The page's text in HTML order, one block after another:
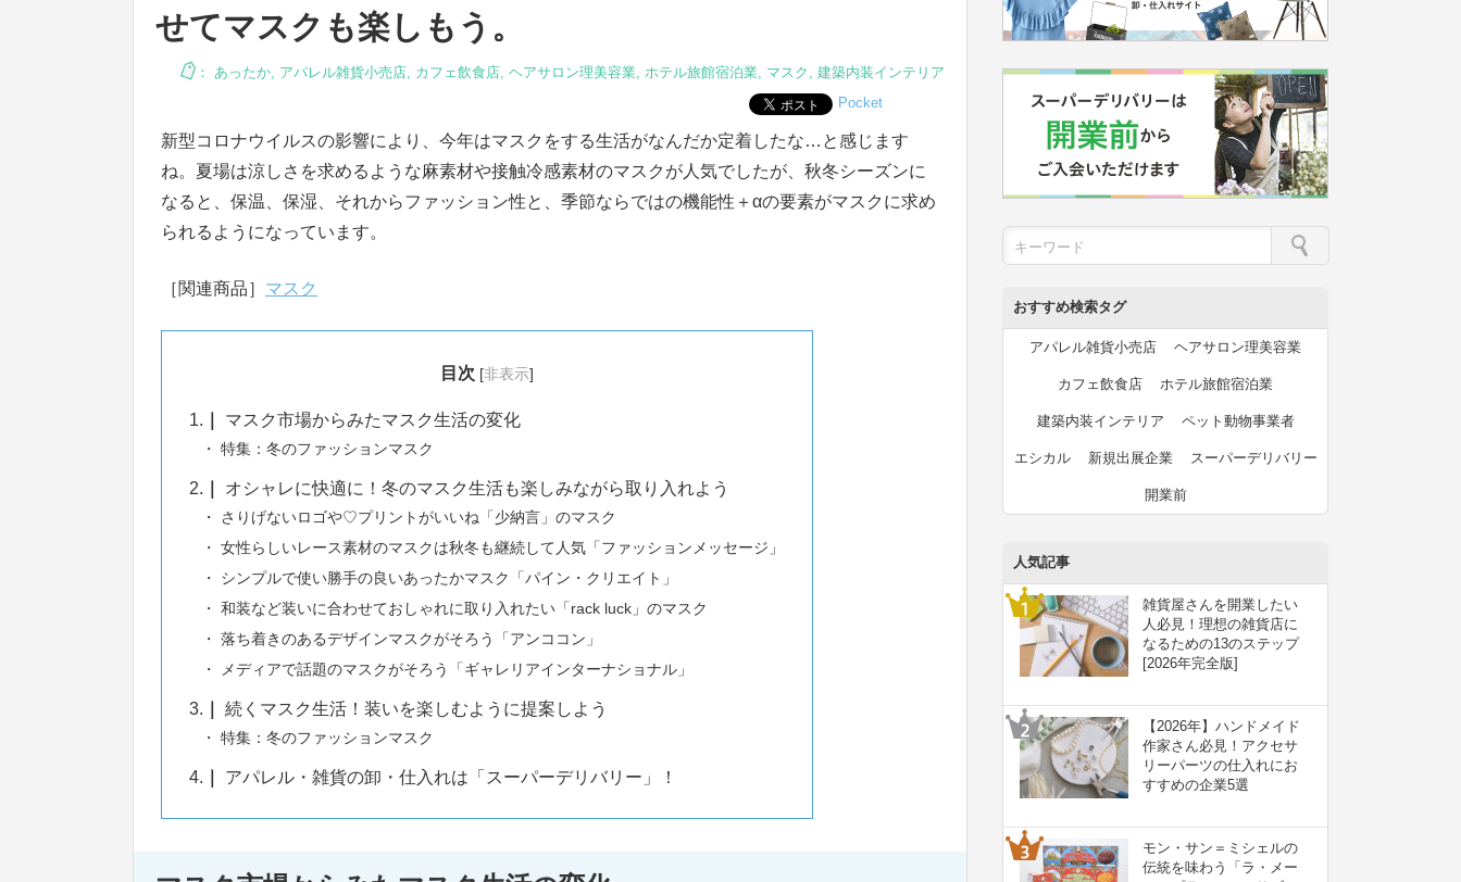
せてマスクも楽しもう。
： あったか, アパレル雑貨小売店, カフェ飲食店, ヘアサロン理美容業, ホテル旅館宿泊業, マスク , 建築内装インテリア
Pocket
新型コロナウイルスの影響により、今年はマスクをする生活がなんだか定着したな…と感じます
ね。夏場は涼しさを求めるような麻素材や接触冷感素材のマスクが人気でしたが、秋冬シーズンに
なると、保温、保湿、それからファッション性と、季節ならではの機能性＋αの要素がマスクに求め
られるようになっています。
［関連商品］ マスク
目次 [非表示]
1. マスク市場からみたマスク生活の変化
特集：冬のファッションマスク
2. オシャレに快適に！冬のマスク生活も楽しみながら取り入れよう
さりげないロゴや♡プリントがいいね「少納言」のマスク
女性らしいレース素材のマスクは秋冬も継続して人気「ファッションメッセージ」
シンプルで使い勝手の良いあったかマスク「パイン・クリエイト」
和装など装いに合わせておしゃれに取り入れたい「rack luck」のマスク
落ち着きのあるデザインマスクがそろう「アンココン」
メディアで話題のマスクがそろう「ギャレリアインターナショナル」
3. 続くマスク生活！装いを楽しむように提案しよう
特集：冬のファッションマスク
4. アパレル・雑貨の卸・仕入れは「スーパーデリバリー」！
おすすめ検索タグ
アパレル雑貨小売店 ヘアサロン理美容業
カフェ飲食店 ホテル旅館宿泊業
建築内装インテリア ペット動物事業者
エシカル 新規出展企業 スーパーデリバリー
開業前
人気記事
雑貨屋さんを開業したい
人必見！理想の雑貨店に
なるための13のステップ
[2026年完全版]
【2026年】ハンドメイド
作家さん必見！アクセサ
リーパーツの仕入れにお
すすめの企業5選
モン・サン＝ミシェルの
伝統を味わう「ラ・メー